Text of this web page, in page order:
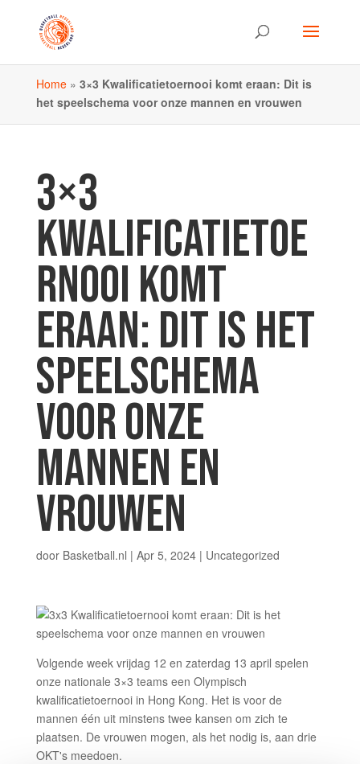
Home» 3×3 Kwalificatietoernooi komt eraan: Dit is
het speelschema voor onze mannen en vrouwen
3×3
KWALIFICATIETOE
RNOOI KOMT
ERAAN: DIT IS HET
SPEELSCHEMA
VOOR ONZE
MANNEN EN
VROUWEN
door Basketball.nl | Apr 5, 2024| Uncategorized
Volgende week vrijdag 12 en zaterdag 13 april spelen
onze nationale 3×3 teams een Olympisch
kwalificatietoernooi in Hong Kong. Het is voor de
mannen één uit minstens twee kansen om zich te
plaatsen. De vrouwen mogen, als het nodig is, aan drie
OKT's meedoen.